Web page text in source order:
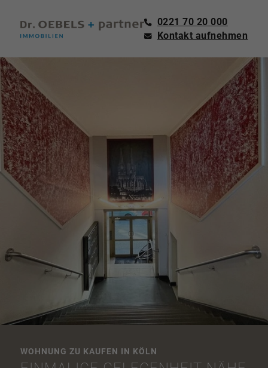
0221 70 20 000
Kontakt aufnehmen
WOHNUNG ZU KAUFEN IN KÖLN